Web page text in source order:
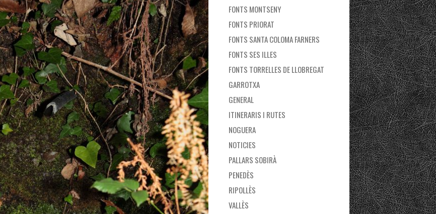
FONTS MONTSENY
FONTS PRIORAT
FONTS SANTA COLOMA FARNERS
FONTS SES ILLES
FONTS TORRELLES DE LLOBREGAT
GARROTXA
GENERAL
ITINERARIS I RUTES
NOGUERA
NOTICIES
PALLARS SOBIRÀ
PENEDÈS
RIPOLLÈS
VALLÈS